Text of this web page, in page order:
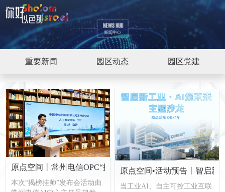
重要新闻 园区动态 园区党建
原点空间丨常州电信OPC“揭榜挂帅”发布会纪实
本次“揭榜挂帅”发布会活动由
原点空间•活动预告丨智启新
当工业AI、自主可控工业互联